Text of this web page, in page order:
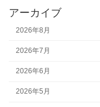
アーカイブ
2026年8月
2026年7月
2026年6月
2026年5月